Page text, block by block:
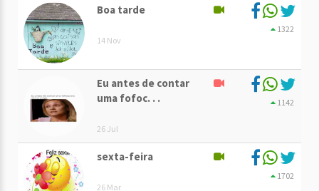
Boa tarde
14 Nov
1322
Eu antes de contar
uma fofoc. . .
26 Jul
1142
sexta-feira
26 Mar
1702